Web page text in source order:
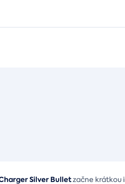
Silver Bulletzačne krátkou